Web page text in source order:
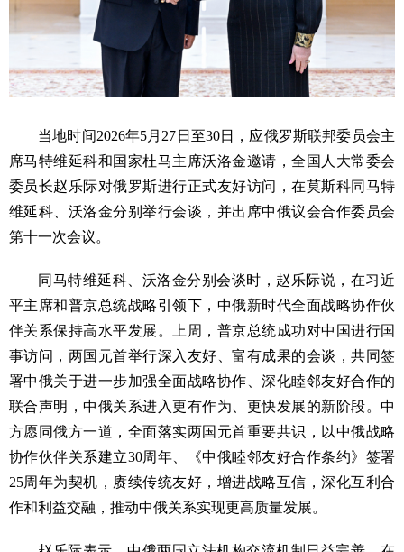
当地时间2026年5月27日至30日，应俄罗斯联邦委员会主
席马特维延科和国家杜马主席沃洛金邀请，全国人大常委会
委员长赵乐际对俄罗斯进行正式友好访问，在莫斯科同马特
维延科、沃洛金分别举行会谈，并出席中俄议会合作委员会
第十一次会议。
同马特维延科、沃洛金分别会谈时，赵乐际说，在习近
平主席和普京总统战略引领下，中俄新时代全面战略协作伙
伴关系保持高水平发展。上周，普京总统成功对中国进行国
事访问，两国元首举行深入友好、富有成果的会谈，共同签
署中俄关于进一步加强全面战略协作、深化睦邻友好合作的
联合声明，中俄关系进入更有作为、更快发展的新阶段。中
方愿同俄方一道，全面落实两国元首重要共识，以中俄战略
协作伙伴关系建立30周年、《中俄睦邻友好合作条约》签署
25周年为契机，赓续传统友好，增进战略互信，深化互利合
作和利益交融，推动中俄关系实现更高质量发展。